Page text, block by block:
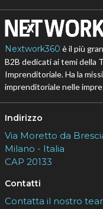
Nextwork360 è il più
B2B dedicati ai temi della
Imprenditoriale. Ha la
imprenditoriale nelle
Indirizzo
Via Moretto da
Milano - Italia
CAP 20133
Contatti
Contatta il nostro